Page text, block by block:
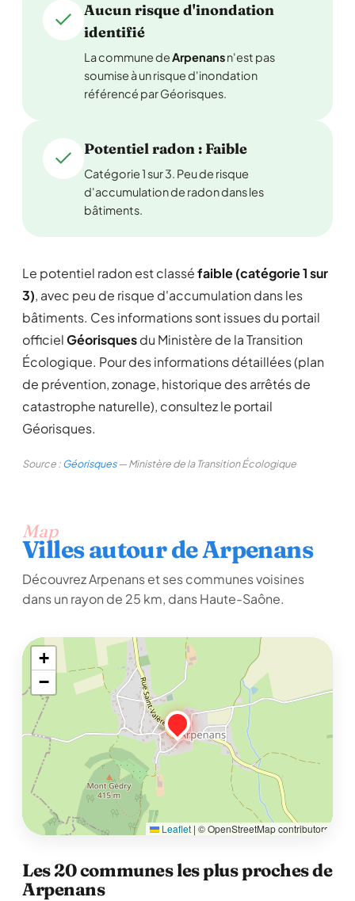
Aucun risque d'inondation
identifié
La commune deArpenansn'est pas
soumise à un risque d'inondation
référencé par Géorisques.
Potentiel radon : Faible
Catégorie 1 sur 3. Peu de risque
d'accumulation de radon dans les
bâtiments.
Le potentiel radon est classéfaible (catégorie 1 sur
3), avec peu de risque d'accumulation dans les
bâtiments. Ces informations sont issues du portail
officielGéorisquesdu Ministère de la Transition
Écologique. Pour des informations détaillées (plan
de prévention, zonage, historique des arrêtés de
catastrophe naturelle), consultez le portail
Géorisques.
Source :Géorisques— Ministère de la Transition Écologique
Map
Villes autour de Arpenans
Découvrez Arpenans et ses communes voisines
dans un rayon de 25 km, dans Haute-Saône.
+
−
Leaflet | © OpenStreetMap contributors
Les 20 communes les plus proches de
Arpenans